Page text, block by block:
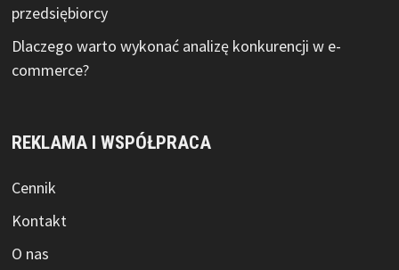
przedsiębiorcy
Dlaczego warto wykonać analizę konkurencji w e-
commerce?
REKLAMA I WSPÓŁPRACA
Cennik
Kontakt
O nas